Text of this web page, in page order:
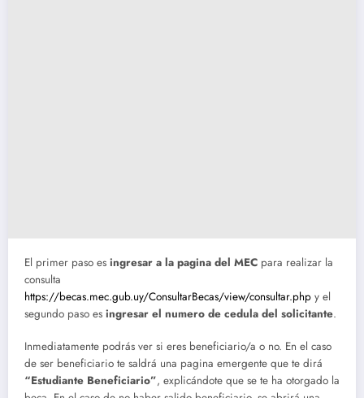
El primer paso es ingresar a la pagina del MEC para realizar la
consulta
https://becas.mec.gub.uy/ConsultarBecas/view/consultar.php y el
segundo paso es ingresar el numero de cedula del solicitante.
Inmediatamente podrás ver si eres beneficiario/a o no. En el caso
de ser beneficiario te saldrá una pagina emergente que te dirá
“Estudiante Beneficiario”, explicándote que se te ha otorgado la